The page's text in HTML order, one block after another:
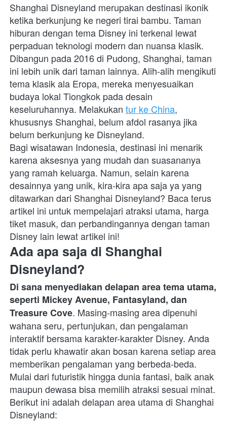
Shanghai Disneyland merupakan destinasi ikonik
ketika berkunjung ke negeri tirai bambu. Taman
hiburan dengan tema Disney ini terkenal lewat
perpaduan teknologi modern dan nuansa klasik.
Dibangun pada 2016 di Pudong, Shanghai, taman
ini lebih unik dari taman lainnya. Alih-alih mengikuti
tema klasik ala Eropa, mereka menyesuaikan
budaya lokal Tiongkok pada desain
keseluruhannya. Melakukan tur ke China,
khususnys Shanghai, belum afdol rasanya jika
belum berkunjung ke Disneyland.
Bagi wisatawan Indonesia, destinasi ini menarik
karena aksesnya yang mudah dan suasananya
yang ramah keluarga. Namun, selain karena
desainnya yang unik, kira-kira apa saja ya yang
ditawarkan dari Shanghai Disneyland? Baca terus
artikel ini untuk mempelajari atraksi utama, harga
tiket masuk, dan perbandingannya dengan taman
Disney lain lewat artikel ini!
Ada apa saja di Shanghai
Disneyland?
Di sana menyediakan delapan area tema utama,
seperti Mickey Avenue, Fantasyland, dan
Treasure Cove. Masing-masing area dipenuhi
wahana seru, pertunjukan, dan pengalaman
interaktif bersama karakter-karakter Disney. Anda
tidak perlu khawatir akan bosan karena setiap area
memberikan pengalaman yang berbeda-beda.
Mulai dari futuristik hingga dunia fantasi, baik anak
maupun dewasa bisa memilih atraksi sesuai minat.
Berikut ini adalah delapan area utama di Shanghai
Disneyland: